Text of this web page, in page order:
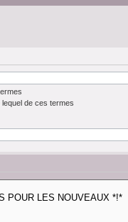
lequel de ces termes